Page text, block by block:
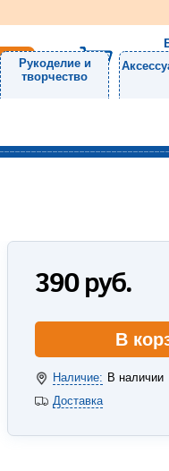
Рукоделие и
творчество
390руб.
В
Наличие: В наличии
Доставка